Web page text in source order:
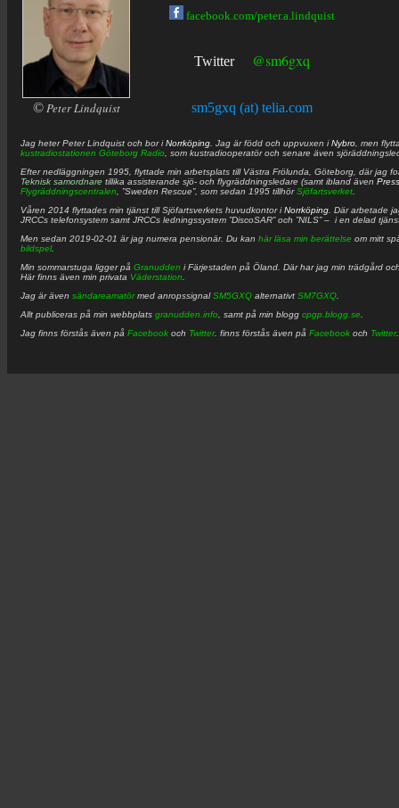
© Peter Lindquist
facebook.com/peter.a.lindquist
Twitter @sm6gxq
sm5gxq (at) telia.com
Jag heterPeter Lindquist och bor iNorrköping . Jag är född och uppvuxen iNybro , men
kustradiostationen Göteborg Radio , som kustradiooperatör och senare även
Efter nedläggningen 1995, flyttade min arbetsplats till Västra Frölunda, Göteborg, där jag
Teknisk samordnare tillika assisterande sjö- och flygräddningsledare (samt ibland även
Flygräddningscentralen , ”Sweden Rescue”, som sedan 1995 tillhörSjöfartsverket
Våren 2014 flyttades min tjänst till Sjöfartsverkets huvudkontor iNorrköping . Där arbetade
JRCCs telefonsystem samt JRCCs ledningssystem ”DiscoSAR” och ”NILS” – i en delad
Men sedan 2019-02-01 är jag numera pensionär. Du kan här läsa min berättelse om mitt
bildspel.
Min sommarstuga ligger på Granudden i Färjestaden på Öland. Där har jag min trädgård
Här finns även min privata Väderstation
Jag är även sändareamatörmed anropssignalSM5GXQ alternativt SM7GXQ
Allt publiceras på min webbplats granudden.info , samt på min blogg cpgp.blogg.se
Jag finns förstås även på Facebook och Twitter. finns förstås även på Facebook och Twitter.